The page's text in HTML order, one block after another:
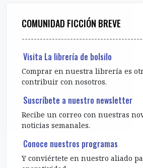
COMUNIDAD FICCIÓN BREVE
Visita La librería de bolsilo
Comprar en nuestra librería es
contribuir con nosotros.
Suscríbete a nuestro newsletter
Recibe un correo con nuestras
noticias semanales.
Conoce nuestros programas
Y conviértete en nuestro aliado